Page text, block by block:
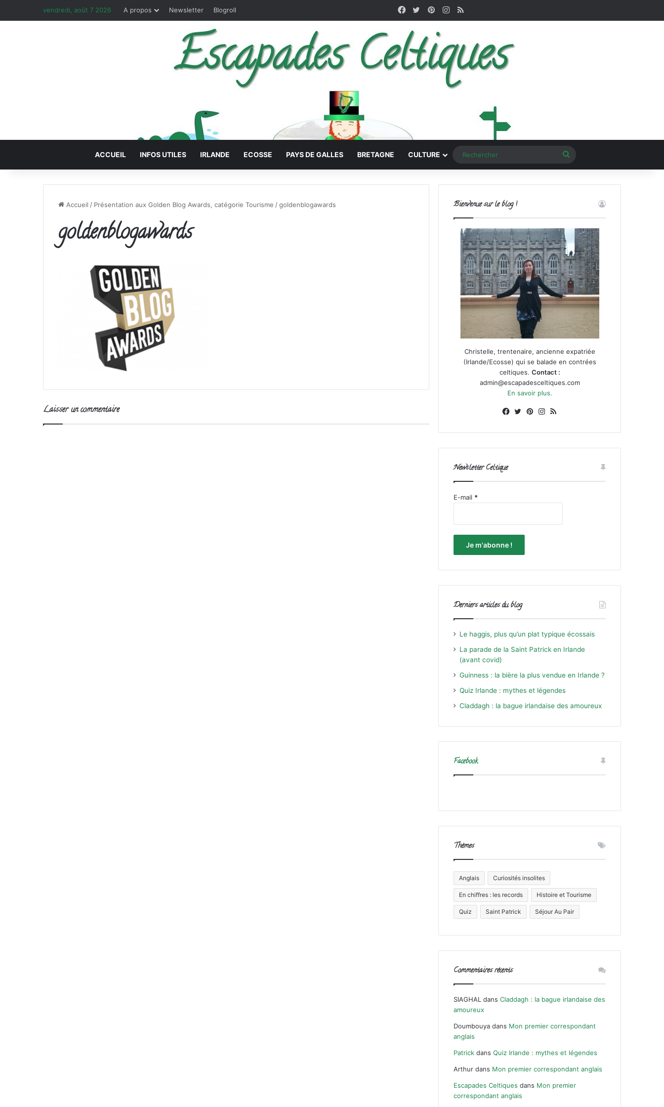
vendredi, août 7 2026 A propos Newsletter Blogroll FacebookPinterestInstagram
RSS
ACCUEIL INFOS UTILES IRLANDE ECOSSE PAYS DE GALLES BRETAGNE CULTURE
Accueil / Présentation aux Golden Blog Awards, catégorie Tourisme /goldenblogawards
goldenblogawards
Laisser un commentaire
Bienvenue sur le blog !
Christelle, trentenaire, ancienne expatriée
(Irlande/Ecosse) qui se balade en contrées
celtiques. Contact :
admin@escapadesceltiques.com
En savoir plus.
Facebook
X PinterestInstagram
Newsletter Celtique
E-mail *
Derniers articles du blog
Le haggis, plus qu’un plat typique écossais
La parade de la Saint Patrick en Irlande
(avant covid)
Guinness : la bière la plus vendue en Irlande ?
Quiz Irlande : mythes et légendes
Claddagh : la bague irlandaise des amoureux
Facebook
Thèmes
Anglais Curiosités insolites
En chiffres : les records Histoire et Tourisme
Quiz Saint Patrick Séjour Au Pair
Commentaires récents
SIAGHAL dansCladdagh : la bague irlandaise des
amoureux
Doumbouya dans Mon premier correspondant
anglais
Patrick dansQuiz Irlande : mythes et légendes
Arthur dans Mon premier correspondant anglais
Escapades Celtiques dans Mon premier
correspondant anglais